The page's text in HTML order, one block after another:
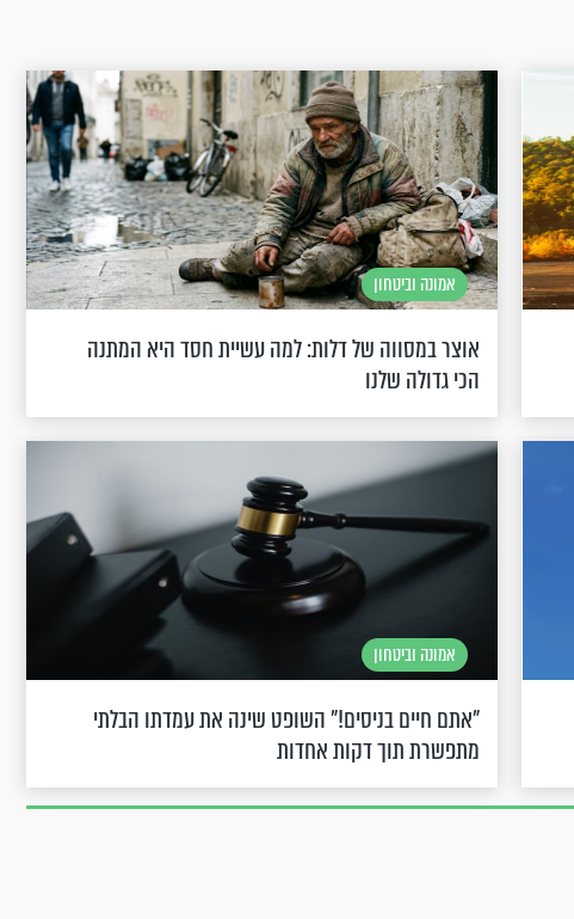
אמונה וביטחון
אוצר במסווה של דלות: למה עשיית חסד היא המתנה
הכי גדולה שלנו
אמונה וביטחון
"אתם חיים בניסים!" השופט שינה את עמדתו הבלתי
מתפשרת תוך דקות אחדות